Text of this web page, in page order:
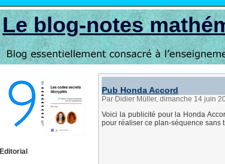
Le blog-notes
Editorial
Pub Honda Accord
Par Didier Müller, dimanche 14 juin
Voici la publicité pour la Honda
pour réaliser ce plan-séquence sans